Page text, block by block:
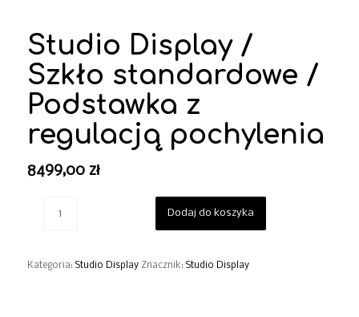
Studio Display /
Szkło standardowe /
Podstawka z
regulacją pochylenia
8499,00 zł
Dodaj do koszyka
Kategoria: Studio Display Znacznik: Studio Display